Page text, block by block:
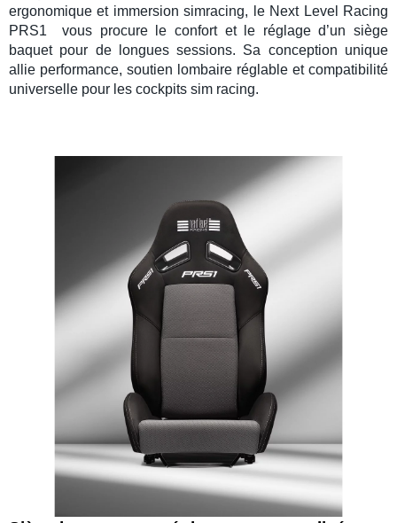
ergonomique et immersionsimracing, le Next Level Racing
PRS1
vous procure le confort et le réglage d’un siège
baquet pour de longues sessions. Sa conception unique
allie performance, soutien lombaire réglable et compatibilité
universelle pour les cockpits sim racing.